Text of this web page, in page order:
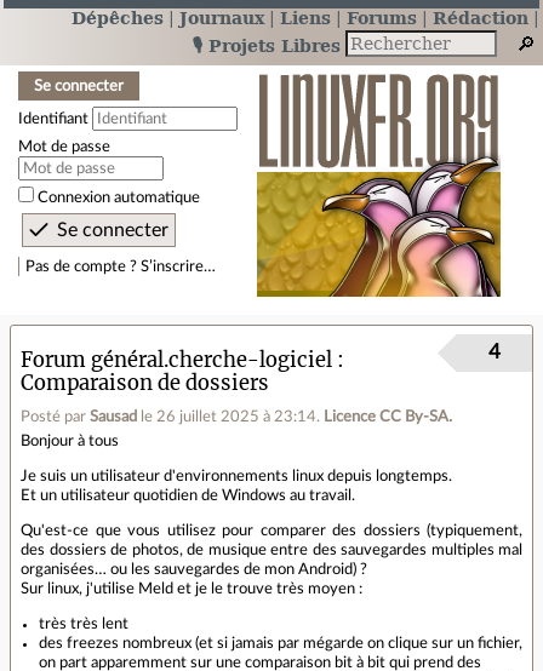
Dépêches Journaux Liens Forums
Rédaction
🎙️ Projets Libres
Se connecter
Identifiant
Mot de passe
Connexion automatique
Pas de compte ? S’inscrire…
Forum général.cherche-logiciel
Comparaison de dossiers
Posté par Sausad le 26 juillet 2025 à 23:14. Licence CC By‑SA.
4
Bonjour à tous
Je suis un utilisateur d'environnements linux depuis longtemps.
Et un utilisateur quotidien de Windows au travail.
Qu'est-ce que vous utilisez pour comparer des dossiers (typiquement,
des dossiers de photos, de musique entre des sauvegardes multiples mal
organisées… ou les sauvegardes de mon Android) ?
Sur linux, j'utilise Meld et je le trouve très moyen :
très très lent
des freezes nombreux (et si jamais par mégarde on clique sur un fichier,
on part apparemment sur une comparaison bit à bit qui prend des